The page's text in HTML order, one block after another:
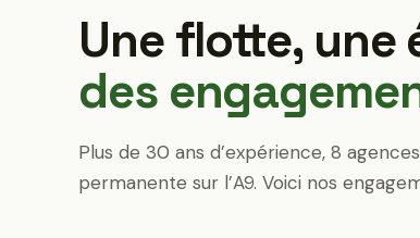
Une flotte, une
des
Plus de 30 ans d’expérience, 8
permanente sur l’A9. Voici nos